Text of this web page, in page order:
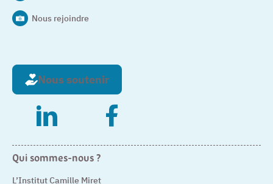
Nous rejoindre
Nous soutenir
– Nouvelle fenêtre– Nouvelle fenêtre
Qui sommes-nous ?
L’Institut Camille Miret